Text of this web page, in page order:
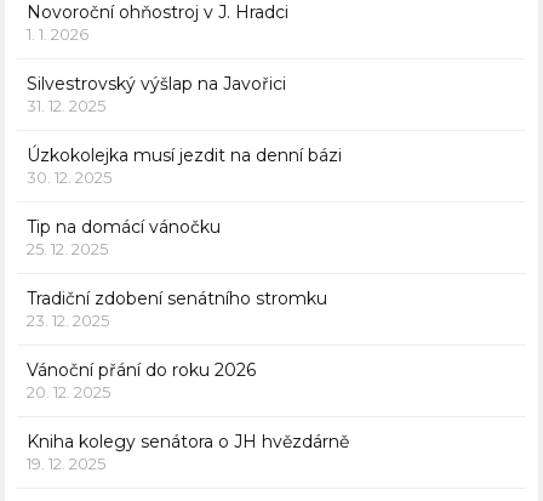
Novoroční ohňostroj v J. Hradci
1. 1. 2026
Silvestrovský výšlap na Javořici
31. 12. 2025
Úzkokolejka musí jezdit na denní bázi
30. 12. 2025
Tip na domácí vánočku
25. 12. 2025
Tradiční zdobení senátního stromku
23. 12. 2025
Vánoční přání do roku 2026
20. 12. 2025
Kniha kolegy senátora o JH hvězdárně
19. 12. 2025